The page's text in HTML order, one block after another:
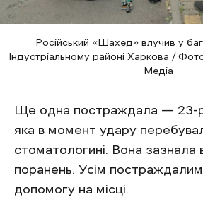
Російський «Шахед» влучив у
Індустріальному районі Харкова /
Медіа
Ще одна постраждала — 23-
яка в момент удару
стоматологині. Вона зазнала
поранень. Усім
допомогу на місці.